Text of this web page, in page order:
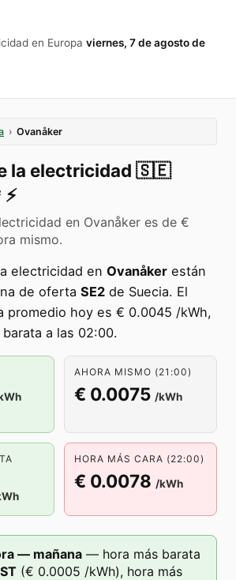
en Europa viernes, 7 de agosto de
› Ovanåker
la electricidad 🇸🇪
⚡️
en Ovanåker es de €
mismo.
electricidad en Ovanåker están
de oferta SE2 de Suecia. El
promedio hoy es € 0.0045 /kWh,
a las 02:00.
AHORA MISMO (21:00)
€ 0.0075 /kWh
HORA MÁS CARA (22:00)
€ 0.0078 /kWh
— mañana — hora más barata
(€ 0.0005 /kWh), hora más